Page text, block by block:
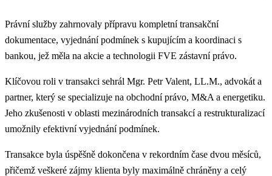
Právní služby zahrnovaly přípravu kompletní transakční
dokumentace, vyjednání podmínek s kupujícím a koordinaci s
bankou, jež měla na akcie a technologii FVE zástavní právo.
Klíčovou roli v transakci sehrál Mgr. Petr Valent, LL.M., advokát a
partner, který se specializuje na obchodní právo, M&A a energetiku.
Jeho zkušenosti v oblasti mezinárodních transakcí a restrukturalizací
umožnily efektivní vyjednání podmínek.
Transakce byla úspěšně dokončena v rekordním čase dvou měsíců,
přičemž veškeré zájmy klienta byly maximálně chráněny a celý